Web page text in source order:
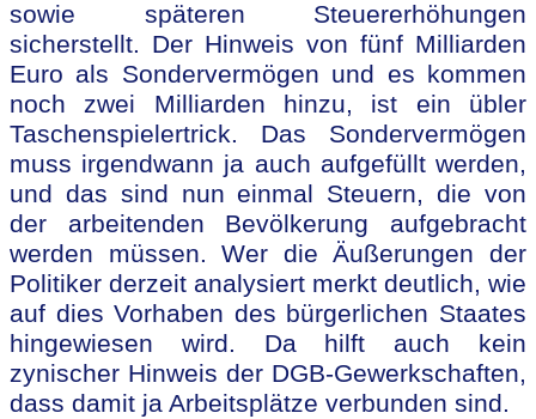
sowie späteren Steuererhöhungen
sicherstellt. Der Hinweis von fünf Milliarden
Euro als Sondervermögen und es kommen
noch zwei Milliarden hinzu, ist ein übler
Taschenspielertrick. Das Sondervermögen
muss irgendwann ja auch aufgefüllt werden,
und das sind nun einmal Steuern, die von
der arbeitenden Bevölkerung aufgebracht
werden müssen. Wer die Äußerungen der
Politiker derzeit analysiert merkt deutlich, wie
auf dies Vorhaben des bürgerlichen Staates
hingewiesen wird. Da hilft auch kein
zynischer Hinweis der DGB-Gewerkschaften,
dass damit ja Arbeitsplätze verbunden sind.